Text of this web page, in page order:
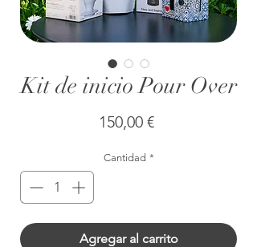
Kit de inicio Pour Over
150,00 €Precio
Cantidad *
Agregar al carrito